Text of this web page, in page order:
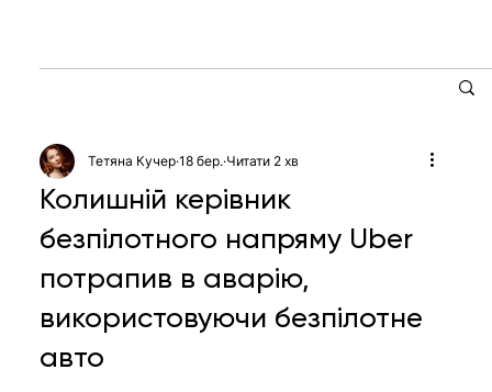
Колишній керівник
безпілотного напряму Uber
потрапив в аварію,
використовуючи безпілотне
авто
Тетяна Кучер 18 бер. Читати 2 хв